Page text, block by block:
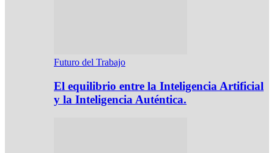
Futuro del Trabajo
El equilibrio entre la Inteligencia Artificial
y la Inteligencia Auténtica.